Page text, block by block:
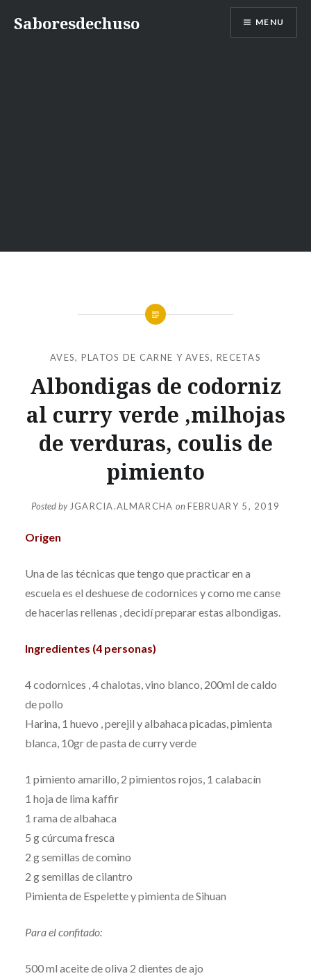
Saboresdechuso MENU
AVES, PLATOS DE CARNE Y AVES, RECETAS
Albondigas de codorniz
al curry verde ,milhojas
de verduras, coulis de
pimiento
Posted by JGARCIA.ALMARCHA onFEBRUARY 5, 2019
Origen
Una de las técnicas que tengo que practicar en a
escuela es el deshuese de codornices y como me canse
de hacerlas rellenas , decidí preparar estas albondigas.
Ingredientes (4 personas)
4 codornices , 4 chalotas, vino blanco, 200ml de caldo
de pollo
Harina, 1 huevo , perejil y albahaca picadas, pimienta
blanca, 10gr de pasta de curry verde
1 pimiento amarillo, 2 pimientos rojos, 1 calabacín
1 hoja de lima kaffir
1 rama de albahaca
5 g cúrcuma fresca
2 g semillas de comino
2 g semillas de cilantro
Pimienta de Espelette y pimienta de Sihuan
Para el confitado:
500 ml aceite de oliva 2 dientes de ajo